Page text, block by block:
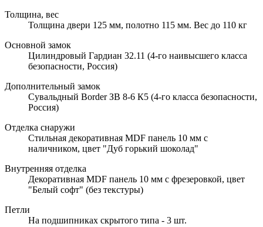
Толщина, вес
Толщина двери 125 мм, полотно 115 мм. Вес до 110 кг
Основной замок
Цилиндровый Гардиан 32.11 (4-го наивысшего класса
безопасности, Россия)
Дополнительный замок
Сувальдный Border ЗВ 8-6 К5 (4-го класса безопасности,
Россия)
Отделка снаружи
Стильная декоративная MDF панель 10 мм с
наличником, цвет "Дуб горький шоколад"
Внутренняя отделка
Декоративная MDF панель 10 мм с фрезеровкой, цвет
"Белый софт" (без текстуры)
Петли
На подшипниках скрытого типа - 3 шт.